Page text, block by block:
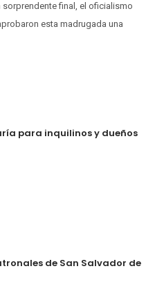
sorprendente final, el oficialismo
esta madrugada una
para inquilinos y dueños
de San Salvador de